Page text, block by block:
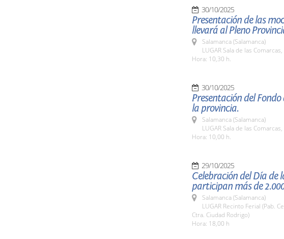
30/10/2025
Presentación de las
llevará al Pleno
Salamanca (Salamanca)
LUGAR Sala de las
Hora: 10,30 h.
30/10/2025
Presentación del
la provincia.
Salamanca (Salamanca)
LUGAR Sala de las
Hora: 10,00 h.
29/10/2025
Celebración del Día de
participan más de
Salamanca (Salamanca)
LUGAR Recinto Ferial (Pab.
Ctra. Ciudad Rodrigo)
Hora: 18,00 h